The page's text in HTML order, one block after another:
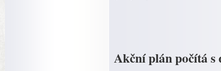
Akční plán počítá s